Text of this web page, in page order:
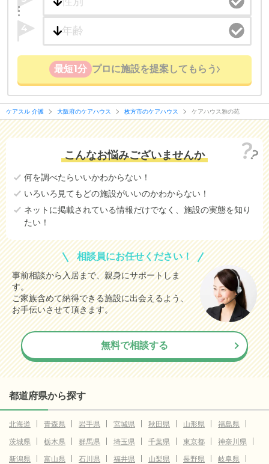
4
最短1分 プロに施設を提案してもらう
ケアスル 介護 大阪府のケアハウス 枚方市のケアハウス ケアハウス雅の苑
こんなお悩みございませんか
何を調べたらいいかわからない！
いろいろ見てもどの施設がいいのかわからない！
ネットに掲載されている情報だけでなく、施設の実態を知り
たい！
相談員にお任せください！
事前相談から入居まで、親身にサポートしま
す。
ご家族含めて納得できる施設に出会えるよう、
お手伝いさせて頂きます。
無料で相談する
都道府県から探す
北海道 青森県 岩手県 宮城県 秋田県 山形県
福島県
茨城県
栃木県 群馬県 埼玉県 千葉県 東京都
神奈川県
新潟県
富山県 石川県 福井県 山梨県 長野県
岐阜県